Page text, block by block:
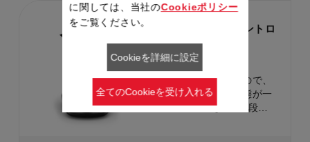
グラス ロック コントロ
ール 1.5L
製品品番：KO8158J0
ガラス製の本体なので、
お湯の量や沸騰状態が一
目で確認できる。9段階
に関しては、当社のCookieポリシー
をご覧ください。
Cookieを詳細に設定
全てのCookieを受け入れる